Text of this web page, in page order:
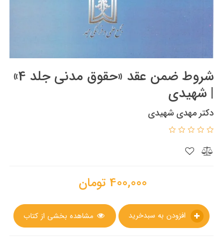
شروط ضمن عقد «حقوق مدنی جلد 4»
| شهیدی
دکتر مهدی شهیدی
400,000 تومان
مشاهده بخشی از کتاب